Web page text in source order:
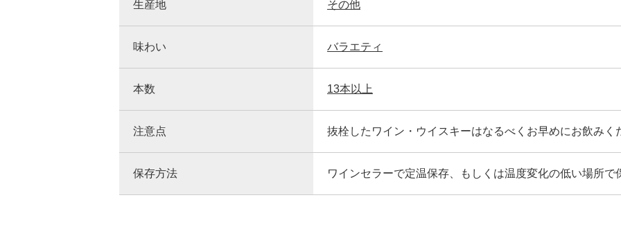
生産地 その他
味わい バラエティ
本数 13本以上
注意点 抜栓したワイン・ウイスキーはなるべくお早めにお飲みく
保存方法 ワインセラーで定温保存、もしくは温度変化の低い場所で